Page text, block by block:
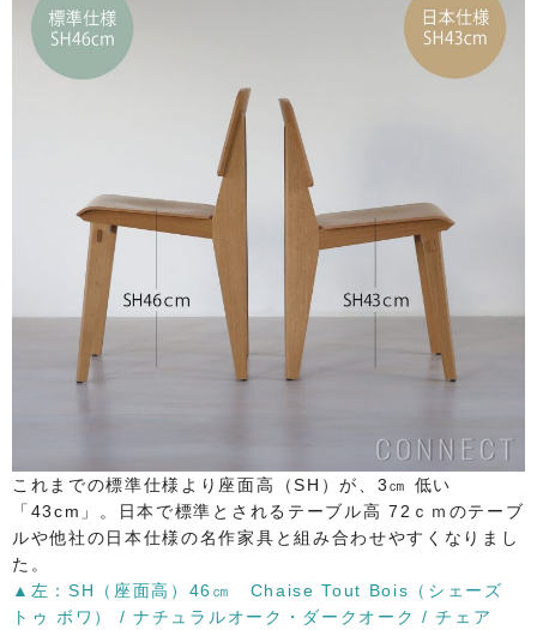
これまでの標準仕様より座面高（SH）が、3㎝ 低い
「43cm」。日本で標準とされるテーブル高 72ｃｍのテーブ
ルや他社の日本仕様の名作家具と組み合わせやすくなりまし
た。
▲​左：SH（座面高）46㎝ Chaise Tout Bois（シェーズ
トゥ ボワ） / ナチュラルオーク・ダークオーク / チェア